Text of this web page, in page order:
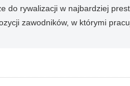
do rywalizacji w najbardziej
zawodników, w którymi